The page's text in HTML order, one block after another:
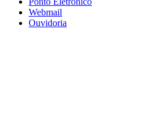
Webmail
Ouvidoria